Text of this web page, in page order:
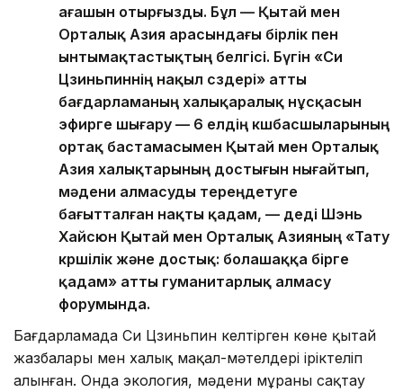
ағашын отырғызды. Бұл — Қытай мен
Орталық Азия арасындағы бірлік пен
ынтымақтастықтың белгісі. Бүгін «Си
Цзиньпиннің нақыл сөздері» атты
бағдарламаның халықаралық нұсқасын
эфирге шығару — 6 елдің көшбасшыларының
ортақ бастамасымен Қытай мен Орталық
Азия халықтарының достығын нығайтып,
мәдени алмасуды тереңдетуге
бағытталған нақты қадам, — деді Шэнь
Хайсюн Қытай мен Орталық Азияның «Тату
көршілік және достық: болашаққа бірге
қадам» атты гуманитарлық алмасу
форумында.
Бағдарламада Си Цзиньпин келтірген көне қытай
жазбалары мен халық мақал-мәтелдері іріктеліп
алынған. Онда экология, мәдени мұраны сақтау